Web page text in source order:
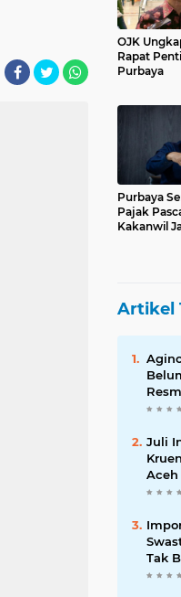
OJK
Rapat
Purbaya
Purbaya
Pajak
Kakanwil
Artikel
Izin
Juli
Aceh
Tak